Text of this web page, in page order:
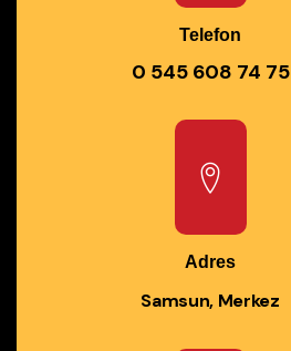
Telefon
0 545 608 74 75
Adres
Samsun, Merkez